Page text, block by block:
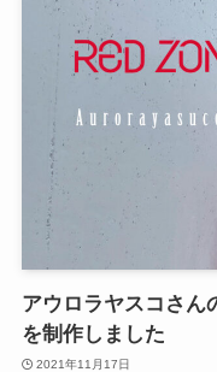
アウロラヤスコさん
を制作しました
2021年11月17日